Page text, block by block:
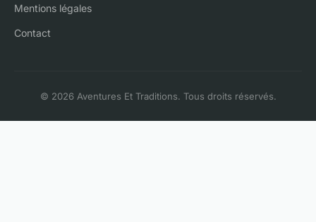
Mentions légales
Contact
© 2026 Aventures Et Traditions. Tous droits réservés.